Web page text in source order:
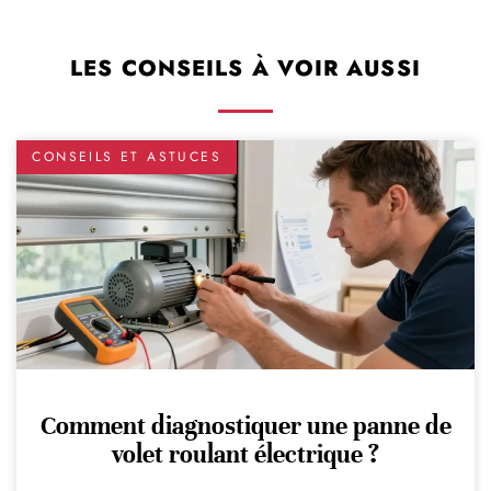
LES CONSEILS À VOIR AUSSI
CONSEILS ET ASTUCES
Comment diagnostiquer une panne de
volet roulant électrique ?